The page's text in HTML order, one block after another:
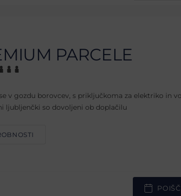
PARCELE
v gozdu borovcev, s priključkoma za elektriko in
ljubljenčki so dovoljeni ob doplačilu